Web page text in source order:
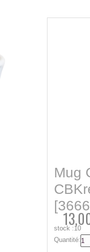
Mug
stock :10
Quantité: